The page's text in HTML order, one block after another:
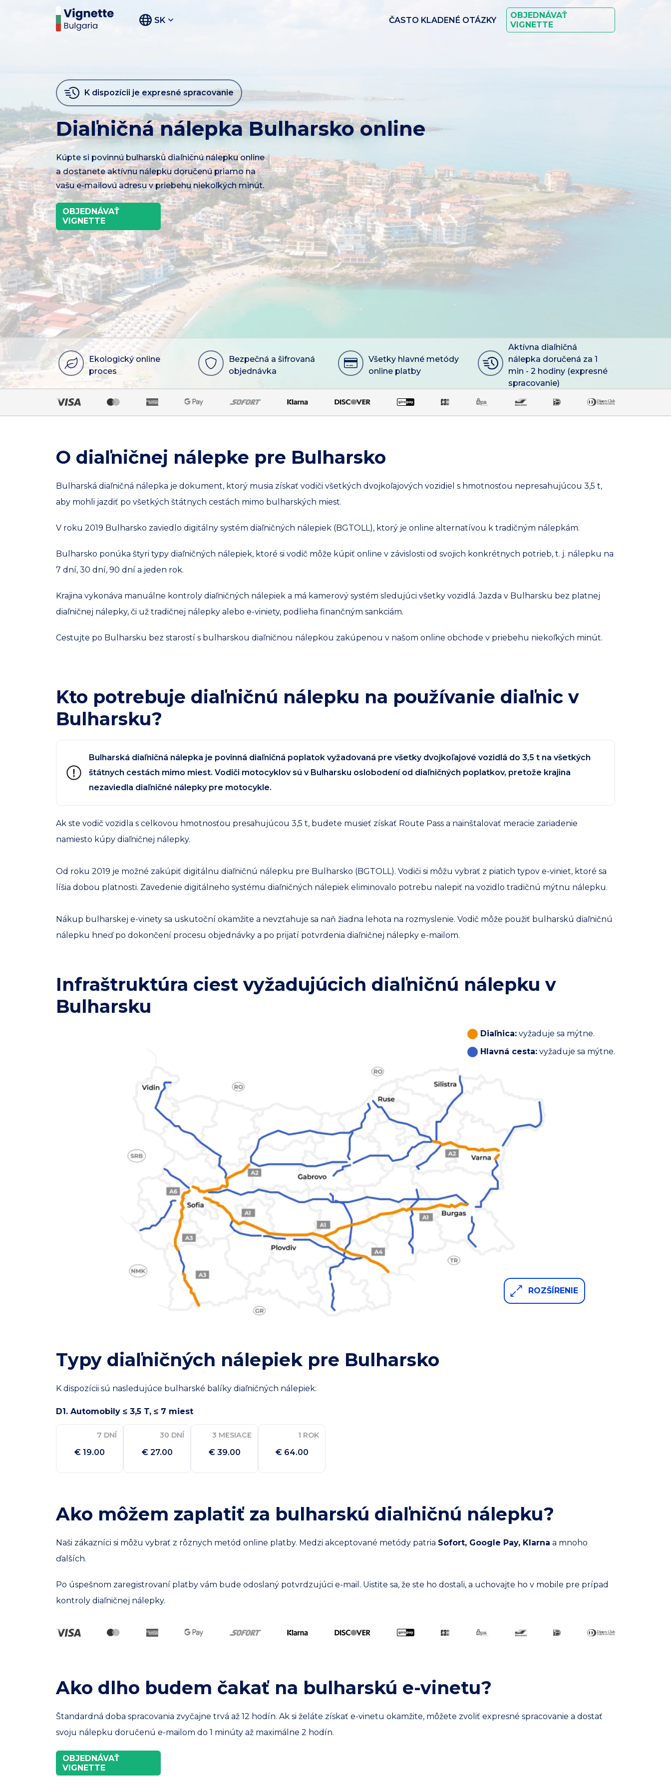
SK ČASTO KLADENÉ OTÁZKY
OBJEDNÁVAŤ
VIGNETTE
K dispozícii je expresné spracovanie
Diaľničná nálepka Bulharsko online
Kúpte si povinnú bulharskú diaľničnú nálepku online
a dostanete aktívnu nálepku doručenú priamo na
vašu e-mailovú adresu v priebehu niekoľkých minút.
OBJEDNÁVAŤ
VIGNETTE
Ekologický online
proces
Bezpečná a šifrovaná
objednávka
Všetky hlavné metódy
online platby
Aktívna diaľničná
nálepka doručená za 1
min - 2 hodiny (expresné
spracovanie)
O diaľničnej nálepke pre Bulharsko
Bulharská diaľničná nálepka je dokument, ktorý musia získať vodiči všetkých dvojkoľajových vozidiel s hmotnosťou nepresahujúcou 3,5 t,
aby mohli jazdiť po všetkých štátnych cestách mimo bulharských miest.
V roku 2019 Bulharsko zaviedlo digitálny systém diaľničných nálepiek (BGTOLL), ktorý je online alternatívou k tradičným nálepkám.
Bulharsko ponúka štyri typy diaľničných nálepiek, ktoré si vodič môže kúpiť online v závislosti od svojich konkrétnych potrieb, t. j. nálepku na
7 dní, 30 dní, 90 dní a jeden rok.
Krajina vykonáva manuálne kontroly diaľničných nálepiek a má kamerový systém sledujúci všetky vozidlá. Jazda v Bulharsku bez platnej
diaľničnej nálepky, či už tradičnej nálepky alebo e-viniety, podlieha finančným sankciám.
Cestujte po Bulharsku bez starostí s bulharskou diaľničnou nálepkou zakúpenou v našom online obchode v priebehu niekoľkých minút.
Kto potrebuje diaľničnú nálepku na používanie diaľnic v
Bulharsku?
Bulharská diaľničná nálepka je povinná diaľničná poplatok vyžadovaná pre všetky dvojkoľajové vozidlá do 3,5 t na všetkých
štátnych cestách mimo miest. Vodiči motocyklov sú v Bulharsku oslobodení od diaľničných poplatkov, pretože krajina
nezaviedla diaľničné nálepky pre motocykle.
Ak ste vodič vozidla s celkovou hmotnosťou presahujúcou 3,5 t, budete musieť získať Route Pass a nainštalovať meracie zariadenie
namiesto kúpy diaľničnej nálepky.
Od roku 2019 je možné zakúpiť digitálnu diaľničnú nálepku pre Bulharsko (BGTOLL). Vodiči si môžu vybrať z piatich typov e-viniet, ktoré sa
líšia dobou platnosti. Zavedenie digitálneho systému diaľničných nálepiek eliminovalo potrebu nalepiť na vozidlo tradičnú mýtnu nálepku.
Nákup bulharskej e-vinety sa uskutoční okamžite a nevzťahuje sa naň žiadna lehota na rozmyslenie. Vodič môže použiť bulharskú diaľničnú
nálepku hneď po dokončení procesu objednávky a po prijatí potvrdenia diaľničnej nálepky e-mailom.
Infraštruktúra ciest vyžadujúcich diaľničnú nálepku v
Bulharsku
Diaľnica: vyžaduje sa mýtne.
Hlavná cesta: vyžaduje sa mýtne.
ROZŠÍRENIE
Typy diaľničných nálepiek pre Bulharsko
K dispozícii sú nasledujúce bulharské balíky diaľničných nálepiek:
D1. Automobily ≤ 3,5 T, ≤ 7 miest
7 DNÍ
€ 19.00
30 DNÍ
€ 27.00
3 MESIACE
€ 39.00
1 ROK
€ 64.00
Ako môžem zaplatiť za bulharskú diaľničnú nálepku?
Naši zákazníci si môžu vybrať z rôznych metód online platby. Medzi akceptované metódy patria Sofort, Google Pay, Klarna a mnoho
ďalších.
Po úspešnom zaregistrovaní platby vám bude odoslaný potvrdzujúci e-mail. Uistite sa, že ste ho dostali, a uchovajte ho v mobile pre prípad
kontroly diaľničnej nálepky.
Ako dlho budem čakať na bulharskú e-vinetu?
Štandardná doba spracovania zvyčajne trvá až 12 hodín. Ak si želáte získať e-vinetu okamžite, môžete zvoliť expresné spracovanie a dostať
svoju nálepku doručenú e-mailom do 1 minúty až maximálne 2 hodín.
OBJEDNÁVAŤ
VIGNETTE